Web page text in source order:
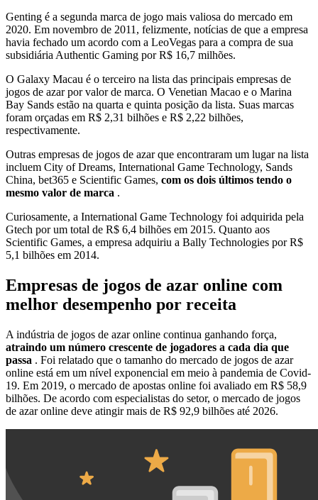
Genting é a segunda marca de jogo mais valiosa do mercado em
2020. Em novembro de 2011, felizmente, notícias de que a empresa
havia fechado um acordo com a LeoVegas para a compra de sua
subsidiária Authentic Gaming por R$ 16,7 milhões.
O Galaxy Macau é o terceiro na lista das principais empresas de
jogos de azar por valor de marca. O Venetian Macao e o Marina
Bay Sands estão na quarta e quinta posição da lista. Suas marcas
foram orçadas em R$ 2,31 bilhões e R$ 2,22 bilhões,
respectivamente.
Outras empresas de jogos de azar que encontraram um lugar na lista
incluem City of Dreams, International Game Technology, Sands
China, bet365 e Scientific Games, com os dois últimos tendo o
mesmo valor de marca .
Curiosamente, a International Game Technology foi adquirida pela
Gtech por um total de R$ 6,4 bilhões em 2015. Quanto aos
Scientific Games, a empresa adquiriu a Bally Technologies por R$
5,1 bilhões em 2014.
Empresas de jogos de azar online com
melhor desempenho por receita
A indústria de jogos de azar online continua ganhando força,
atraindo um número crescente de jogadores a cada dia que
passa . Foi relatado que o tamanho do mercado de jogos de azar
online está em um nível exponencial em meio à pandemia de Covid-
19. Em 2019, o mercado de apostas online foi avaliado em R$ 58,9
bilhões. De acordo com especialistas do setor, o mercado de jogos
de azar online deve atingir mais de R$ 92,9 bilhões até 2026.